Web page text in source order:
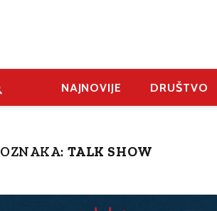
NAJNOVIJE DRUŠTVO
OZNAKA: TALK SHOW